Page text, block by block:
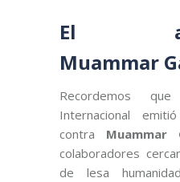
El
Muammar
Recordemos
Internacional
contra Muammar
colaboradores
de lesa